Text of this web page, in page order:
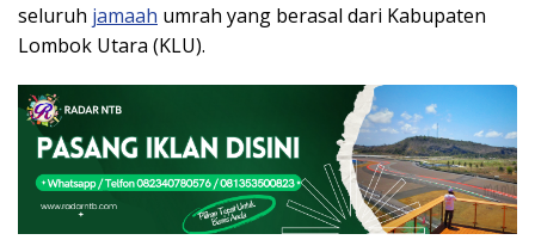
seluruh jamaah umrah yang berasal dari Kabupaten
Lombok Utara (KLU).